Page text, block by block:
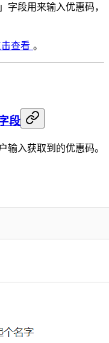
字段用来输入优惠码，
查看 。
段
入获取到的优惠码。